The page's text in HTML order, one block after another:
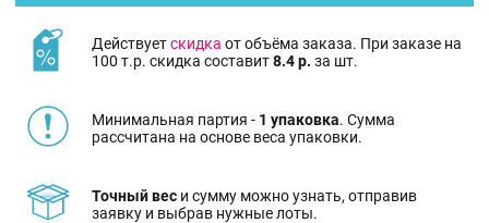
Действуетскидка от объёма заказа. При заказе на
100 т.р. скидка составит8.4 р. за шт.
Минимальная партия - 1 упаковка. Сумма
рассчитана на основе веса упаковки.
Точный вес и сумму можно узнать, отправив
заявку и выбрав нужные лоты.